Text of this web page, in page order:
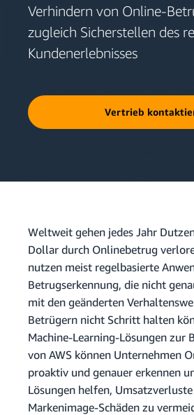
Rahmenbedingungen
Infrastruktur
ML erlernen
Verhindern von Online-
zugleich Sicherstellen des
Kundenerlebnisses
Vertrieb
Weltweit gehen jedes Jahr
Dollar durch Onlinebetrug
nutzen meist regelbasierte
Betrugserkennung, die nicht
mit den geänderten
Betrügern nicht Schritt halten
Machine-Learning-Lösungen zur
von AWS können Unternehmen
proaktiv und genauer erkennen
Lösungen helfen,
Markenimage-Schäden zu